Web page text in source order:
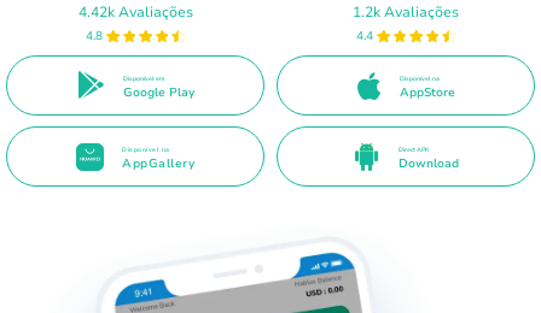
4.42k Avaliações
4.8
Disponível em
Google Play
1.2k Avaliações
4.4
Disponível na
AppStore
Disponível na
AppGallery
Direct APK
Download